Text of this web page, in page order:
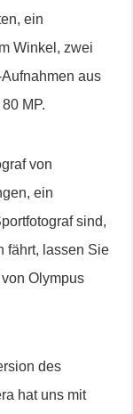
ein
Winkel, zwei
aus
MP.
von
ein
sind,
fährt, lassen Sie
Olympus
des
hat uns mit